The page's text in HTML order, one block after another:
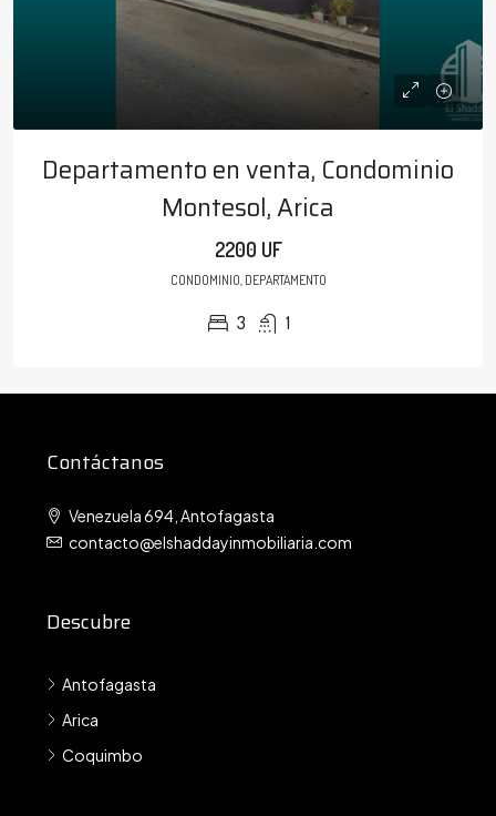
Departamento en venta, Condominio
Montesol, Arica
2200 UF
CONDOMINIO, DEPARTAMENTO
3 1
Contáctanos
Venezuela 694, Antofagasta
contacto@elshaddayinmobiliaria.com
Descubre
Antofagasta
Arica
Coquimbo